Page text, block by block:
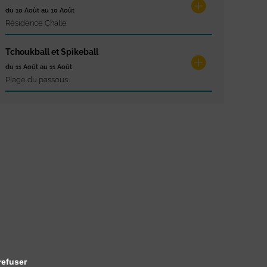
du 10 Août au 10 Août
Résidence Challe
Tchoukball et Spikeball
du 11 Août au 11 Août
Plage du passous